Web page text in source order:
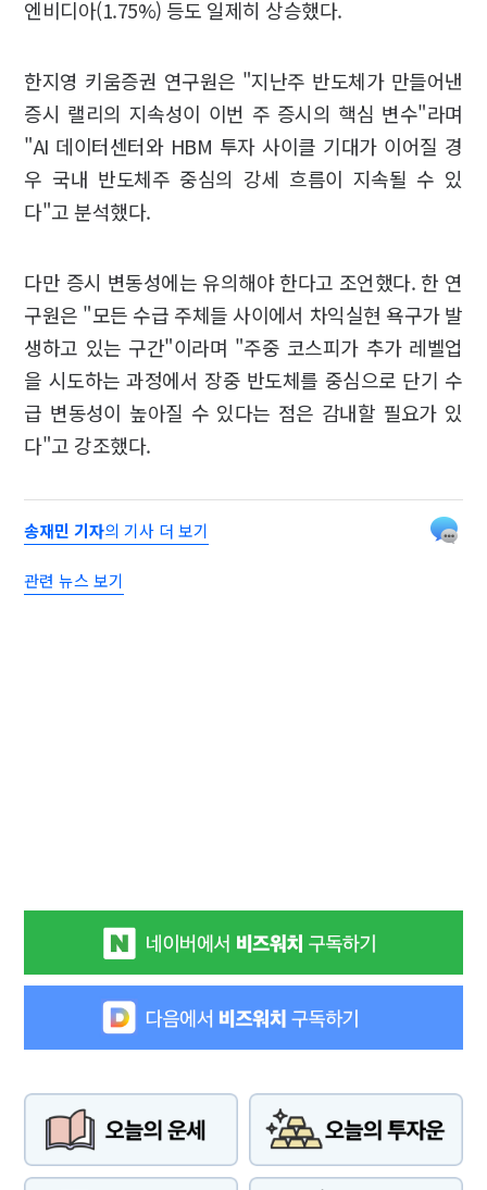
엔비디아(1.75%) 등도 일제히 상승했다.
한지영 키움증권 연구원은 "지난주 반도체가 만들어낸
증시 랠리의 지속성이 이번 주 증시의 핵심 변수"라며
"AI 데이터센터와 HBM 투자 사이클 기대가 이어질 경
우 국내 반도체주 중심의 강세 흐름이 지속될 수 있
다"고 분석했다.
다만 증시 변동성에는 유의해야 한다고 조언했다. 한 연
구원은 "모든 수급 주체들 사이에서 차익실현 욕구가 발
생하고 있는 구간"이라며 "주중 코스피가 추가 레벨업
을 시도하는 과정에서 장중 반도체를 중심으로 단기 수
급 변동성이 높아질 수 있다는 점은 감내할 필요가 있
다"고 강조했다.
송재민 기자의 기사 더 보기
관련 뉴스 보기